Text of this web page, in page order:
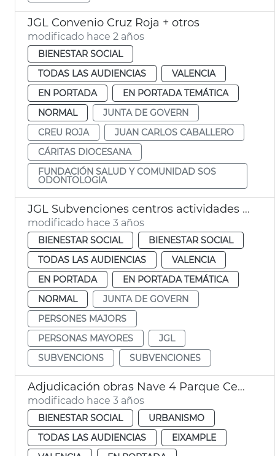
JGL Convenio Cruz Roja + otros
modificado hace 2 años
BIENESTAR SOCIAL
TODAS LAS AUDIENCIAS
VALENCIA
EN PORTADA
EN PORTADA TEMÁTICA
NORMAL
JUNTA DE GOVERN
CREU ROJA
JUAN CARLOS CABALLERO
CÁRITAS DIOCESANA
FUNDACIÓN SALUD Y COMUNIDAD SOS
ODONTOLOGIA
JGL Subvenciones centros actividades personas mayores
modificado hace 3 años
BIENESTAR SOCIAL
BIENESTAR SOCIAL
TODAS LAS AUDIENCIAS
VALENCIA
EN PORTADA
EN PORTADA TEMÁTICA
NORMAL
JUNTA DE GOVERN
PERSONES MAJORS
PERSONAS MAYORES
JGL
SUBVENCIONS
SUBVENCIONES
Adjudicación obras Nave 4 Parque Central - juventud y servicios sociales
modificado hace 3 años
BIENESTAR SOCIAL
URBANISMO
TODAS LAS AUDIENCIAS
EIXAMPLE